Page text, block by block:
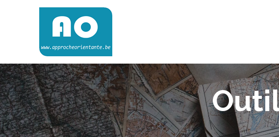
Approche Orientante
VERS UNE ÉCOLE RÉELLEMENT ORIENTANTE